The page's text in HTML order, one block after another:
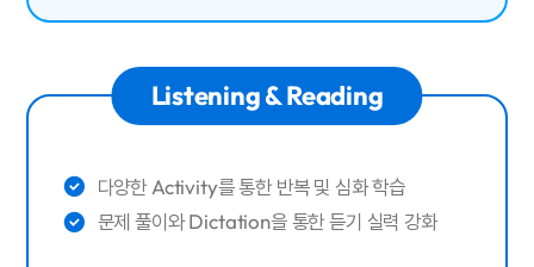
Listening & Reading
다양한 Activity를 통한 반복 및 심화 학습
문제 풀이와 Dictation을 통한 듣기 실력 강화